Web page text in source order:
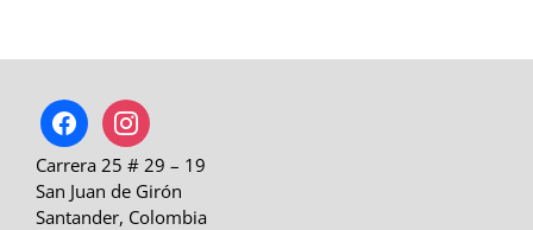
facebookinstagram
Carrera 25 # 29 – 19
San Juan de Girón
Santander, Colombia